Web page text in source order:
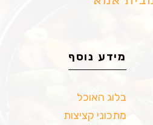
מידע נוסף
בלוג האוכל
מתכוני קציצות